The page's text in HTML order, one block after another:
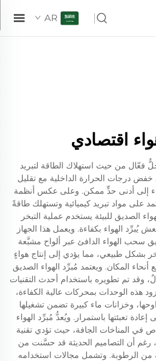
AR
اقتصادي
فعّال من حيث استهلاك الطاقة لتبريد
خفض درجات الحرارة الداخلية مع تقليل
إلى أدنى حدٍّ ممكن. وعلى عكس أنظمة
على مواد تبريد كيميائية وتستهلك طاقةً
الصديق للبيئة يستخدم عملية التبخر
يُبرِّد الهواء بكفاءة. ويعمل هذا الجهاز
سحب الهواء الدافئ عبر ألواح مشبَّعة
بشكل طبيعي، مما يؤدي إلى إنتاج هواءٍ
أنحاء المكان. ويعتمد مُبرِّد الهواء الصديق
وقد تم تطويره باستخدام أحدث التقنيات
هذه الوحدات بمحركات عالية الكفاءة،
وخزانات ماء كبيرة تضمن تشغيلها
تعبئتها باستمرار. ويُعدُّ مُبرِّد الهواء
في المناخات الجافة، حيث تؤدي تقنية
رغم أن التصاميم الحديثة قد حسَّنت من
من الرطوبة. وتشمل مجالات استخدامه